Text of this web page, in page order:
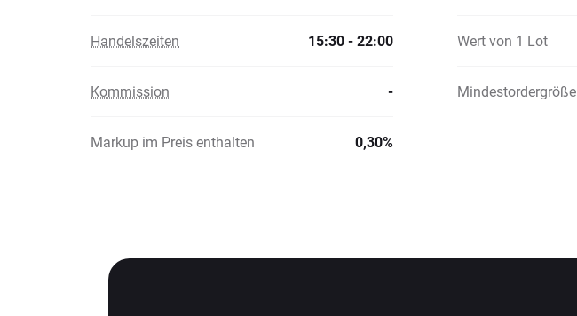
Handelszeiten 15:30 - 22:00 Wert von 1 Lot
Kommission - Mindestordergröße
Markup im Preis enthalten 0,30%